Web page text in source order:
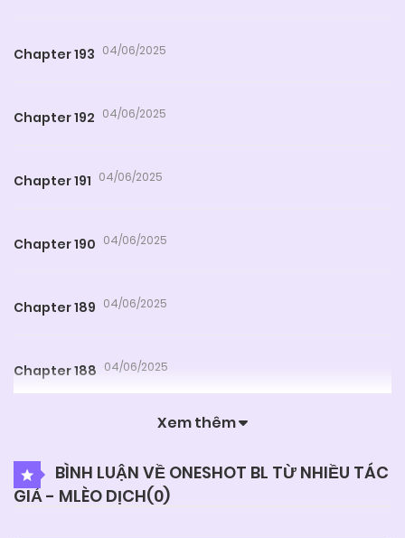
Chapter 193 04/06/2025
Chapter 192 04/06/2025
Chapter 191 04/06/2025
Chapter 190 04/06/2025
Chapter 189 04/06/2025
Chapter 188 04/06/2025
04/06/2025
Chapter 186 04/06/2025
Xem thêm
BÌNH LUẬN VỀ ONESHOT BL TỪ NHIỀU TÁC
GIẢ - MLÈO DỊCH(0)